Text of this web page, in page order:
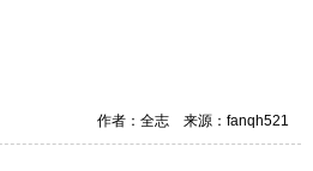
作者：全志 来源：fanqh521